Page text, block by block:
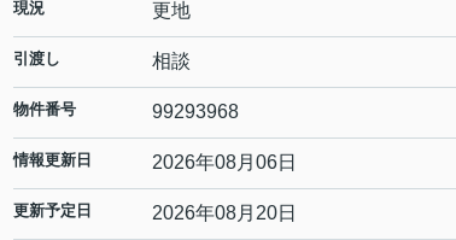
現況 更地
引渡し 相談
物件番号 99293968
情報更新日 2026年08月06日
更新予定日 2026年08月20日